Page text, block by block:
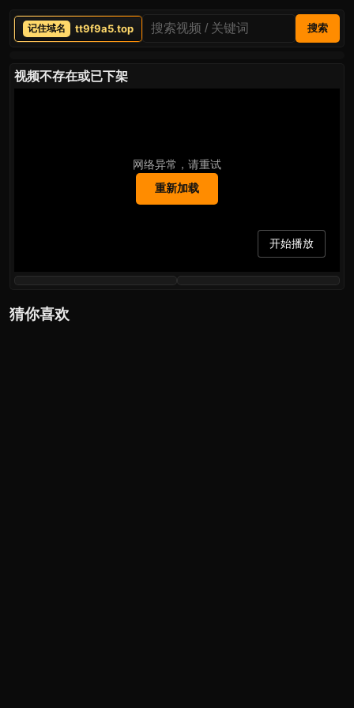
tt9f9a5.top 搜索
视频不存在或已下架
网络异常，请重试
重新加载
开始播放
猜你喜欢